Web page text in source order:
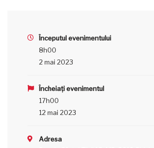
Începutul evenimentului
8h00
2 mai 2023
Încheiați evenimentul
17h00
12 mai 2023
Adresa